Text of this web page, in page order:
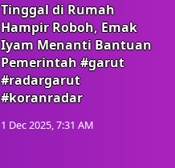
Tinggal di Rumah
Hampir Roboh, Emak
Iyam Menanti Bantuan
Pemerintah #garut
#radargarut
#koranradar
1 Dec 2025, 7:31 AM